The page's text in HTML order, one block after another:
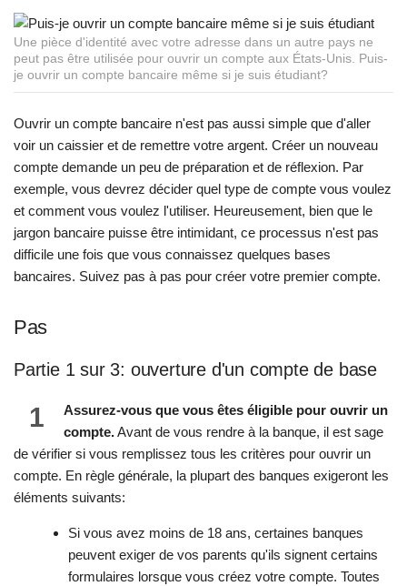
Une pièce d'identité avec votre adresse dans un autre pays ne
peut pas être utilisée pour ouvrir un compte aux États-Unis. Puis-
je ouvrir un compte bancaire même si je suis étudiant?
Ouvrir un compte bancaire n'est pas aussi simple que d'aller
voir un caissier et de remettre votre argent. Créer un nouveau
compte demande un peu de préparation et de réflexion. Par
exemple, vous devrez décider quel type de compte vous voulez
et comment vous voulez l'utiliser. Heureusement, bien que le
jargon bancaire puisse être intimidant, ce processus n'est pas
difficile une fois que vous connaissez quelques bases
bancaires. Suivez pas à pas pour créer votre premier compte.
Pas
Partie 1 sur 3: ouverture d'un compte de base
1
Assurez-vous que vous êtes éligible pour ouvrir un
compte.Avant de vous rendre à la banque, il est sage
de vérifier si vous remplissez tous les critères pour ouvrir un
compte. En règle générale, la plupart des banques exigeront les
éléments suivants:
Si vous avez moins de 18 ans, certaines banques
peuvent exiger de vos parents qu'ils signent certains
formulaires lorsque vous créez votre compte. Toutes